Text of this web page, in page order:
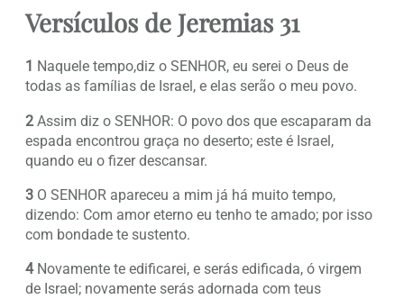
Versículos de Jeremias 31
1 Naquele tempo,diz o SENHOR, eu serei o Deus de
todas as famílias de Israel, e elas serão o meu povo.
2 Assim diz o SENHOR: O povo dos que escaparam da
espada encontrou graça no deserto; este é Israel,
quando eu o fizer descansar.
3 O SENHOR apareceu a mim já há muito tempo,
dizendo: Com amor eterno eu tenho te amado; por isso
com bondade te sustento.
4Novamente te edificarei, e serás edificada, ó virgem
de Israel; novamente serás adornada com teus